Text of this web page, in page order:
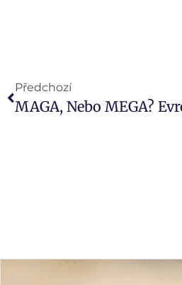
Předchozí